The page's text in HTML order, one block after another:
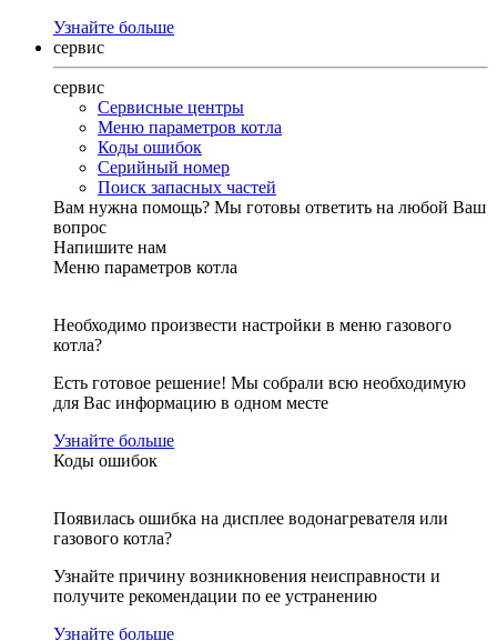
Узнайте больше
сервис
сервис
Сервисные центры
Меню параметров котла
Коды ошибок
Серийный номер
Поиск запасных частей
Вам нужна помощь? Мы готовы ответить на любой Ваш
вопрос
Напишите нам
Меню параметров котла
Необходимо произвести настройки в меню газового
котла?
Есть готовое решение! Мы собрали всю необходимую
для Вас информацию в одном месте
Узнайте больше
Коды ошибок
Появилась ошибка на дисплее водонагревателя или
газового котла?
Узнайте причину возникновения неисправности и
получите рекомендации по ее устранению
Узнайте больше